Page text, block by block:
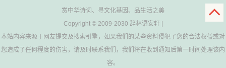
赏中华诗词、寻文化基因、品生活之美
Copyright © 2009-2030 辞林语安轩|
本站内容来源于网友提交及搜索引擎，如果我们的某些资料侵犯了您的合法权益或对
您造成了任何程度的伤害，请及时联系我们，我们将在收到通知后第一时间处理该内
容。